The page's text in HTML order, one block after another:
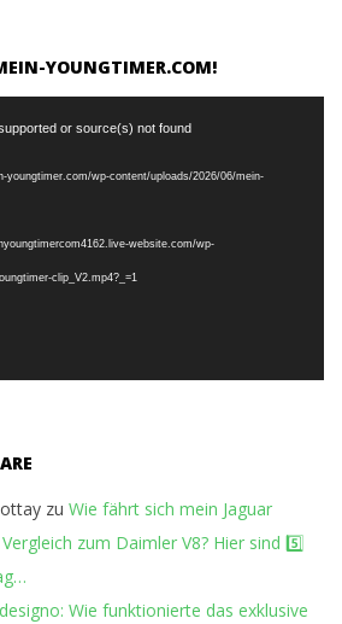
YOUNGTIMER.COM!
or source(s) not found
youngtimer.com/wp-content/uploads/2026/06/mein-
website.com/wp-
clip_V2.mp4?_=1
zu Wie fährt sich mein Jaguar
zum Daimler V8? Hier sind 5️⃣
Wie funktionierte das exklusive